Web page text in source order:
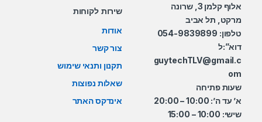
אלוף קלמן 3, שרונה
מרקט, תל אביב
טלפון: 054-9839899
דוא”:ל
guytechTLV@gmail.c
om
שעות פתיחה
א’ עד ה’: 10:00 – 20:00
שישי: 10:00 – 15:00
שירות לקוחות
אודות
צור קשר
תקנון ותנאי שימוש
שאלות נפוצות
אינדקס האתר